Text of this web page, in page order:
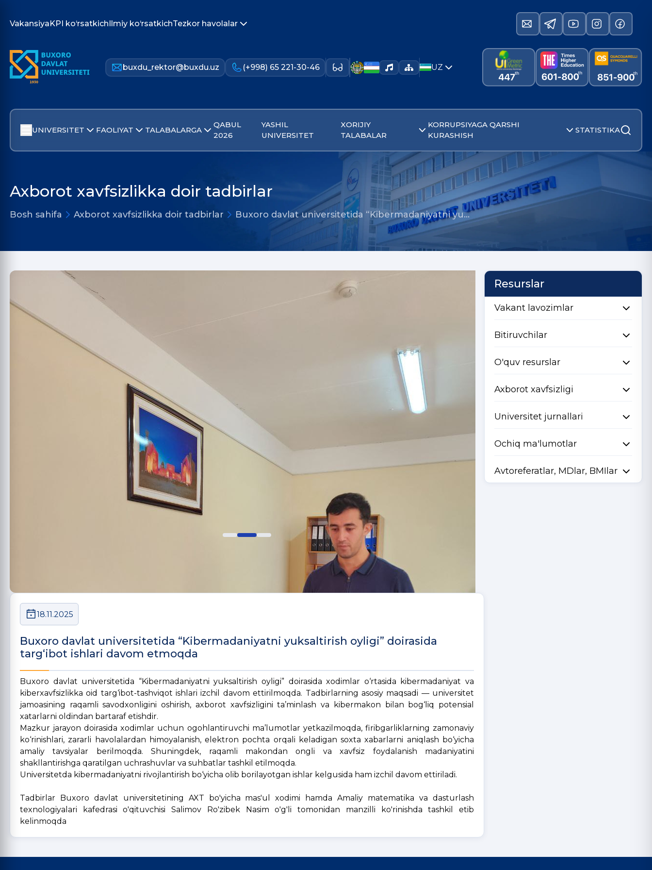
VakansiyaKPI ko‘rsatkichIlmiy ko‘rsatkichTezkor havolalar
buxdu_rektor@buxdu.uz (+998) 65 221-30-46 UZ
UNIVERSITET FAOLIYAT TALABALARGA
QABUL
2026
YASHIL
UNIVERSITET
XORIJIY
TALABALAR
KORRUPSIYAGA QARSHI
KURASHISH
STATISTIKA
Axborot xavfsizlikka doir tadbirlar
Bosh sahifa Axborot xavfsizlikka doir tadbirlar Buxoro davlat universitetida “Kibermadaniyatni yu…
18.11.2025
Buxoro davlat universitetida “Kibermadaniyatni yuksaltirish oyligi” doirasida
targ‘ibot ishlari davom etmoqda
Buxoro davlat universitetida “Kibermadaniyatni yuksaltirish oyligi” doirasida xodimlar o‘rtasida kibermadaniyat va
kiberxavfsizlikka oid targ‘ibot-tashviqot ishlari izchil davom ettirilmoqda. Tadbirlarning asosiy maqsadi — universitet
jamoasining raqamli savodxonligini oshirish, axborot xavfsizligini ta’minlash va kibermakon bilan bog‘liq potensial
xatarlarni oldindan bartaraf etishdir.
Mazkur jarayon doirasida xodimlar uchun ogohlantiruvchi ma’lumotlar yetkazilmoqda, firibgarliklarning zamonaviy
ko‘rinishlari, zararli havolalardan himoyalanish, elektron pochta orqali keladigan soxta xabarlarni aniqlash bo‘yicha
amaliy tavsiyalar berilmoqda. Shuningdek, raqamli makondan ongli va xavfsiz foydalanish madaniyatini
shakllantirishga qaratilgan uchrashuvlar va suhbatlar tashkil etilmoqda.
Universitetda kibermadaniyatni rivojlantirish bo‘yicha olib borilayotgan ishlar kelgusida ham izchil davom ettiriladi.
Tadbirlar Buxoro davlat universitetining AXT bo'yicha mas'ul xodimi hamda Amaliy matematika va dasturlash
texnologiyalari kafedrasi o'qituvchisi Salimov Ro'zibek Nasim o'g'li tomonidan manzilli ko'rinishda tashkil etib
kelinmoqda
Resurslar
Vakant lavozimlar
Bitiruvchilar
O'quv resurslar
Axborot xavfsizligi
Universitet jurnallari
Ochiq ma'lumotlar
Avtoreferatlar, MDlar, BMIlar